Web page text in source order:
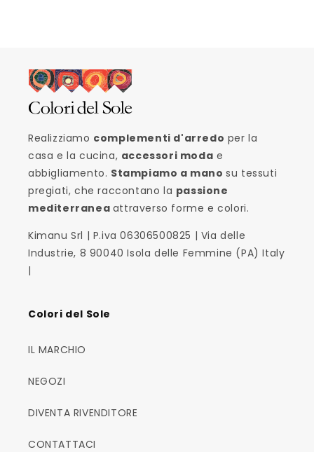
Realizziamo complementi d'arredo per la
casa e la cucina, accessori moda e
abbigliamento. Stampiamo a manosu tessuti
pregiati, che raccontano la passione
mediterranea attraverso forme e colori.
Kimanu Srl | P.iva 06306500825 | Via delle
Industrie, 8 90040 Isola delle Femmine (PA) Italy
|
Colori del Sole
IL MARCHIO
NEGOZI
DIVENTA RIVENDITORE
CONTATTACI